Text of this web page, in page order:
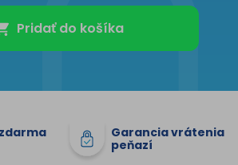
Pridať do košíka
Garancia vrátenia
peňazí